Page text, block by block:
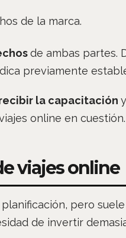
de la marca.
de ambas partes.
previamente
la capacitación
online en cuestión.
viajes online
pero
de invertir